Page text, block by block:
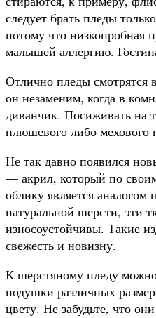
следует брать пледы
потому что низкопробная
малышей аллергию.
Отлично пледы смотрятся
он незаменим, когда в
диванчик. Посиживать на
плюшевого либо мехового
Не так давно появился
— акрил, который по
облику является
натуральной шерсти, эти
износоустойчивы. Такие
свежесть и новизну.
К шерстяному пледу
подушки различных
цвету. Не забудьте, что